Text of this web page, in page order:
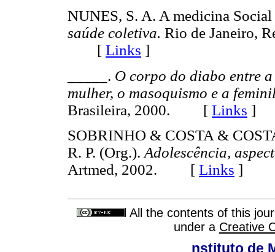
NUNES, S. A. A medicina
saúde coletiva. Rio de Janeiro,
[ Links ]
_____. O corpo do diabo entre
mulher, o masoquismo e a
Brasileira, 2000. [ Links ]
SOBRINHO & COSTA &
R. P. (Org.). Adolescência,
Artmed, 2002. [ Links ]
All the contents of this
under a Creative
nstituto de